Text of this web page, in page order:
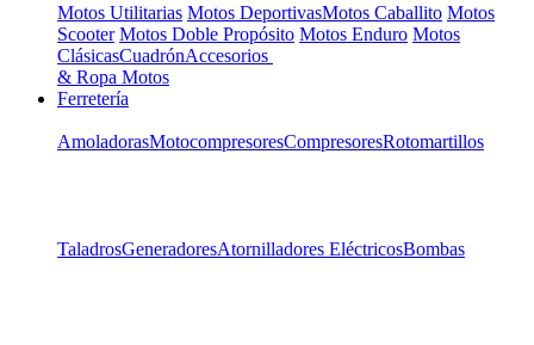
Motos Utilitarias Motos DeportivasMotos Caballito Motos
Scooter Motos Doble Propósito Motos Enduro Motos
ClásicasCuadrónAccesorios
& Ropa Motos
Ferretería
AmoladorasMotocompresoresCompresoresRotomartillos
TaladrosGeneradoresAtornilladores EléctricosBombas